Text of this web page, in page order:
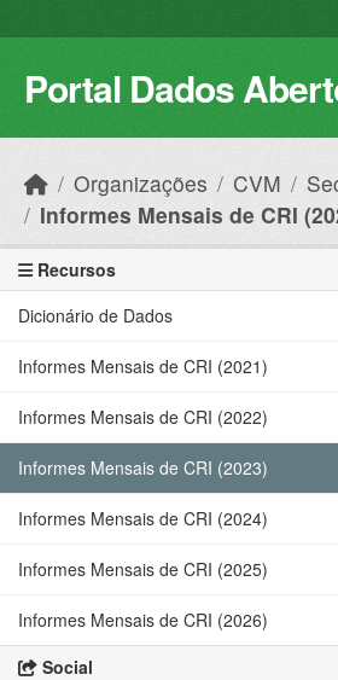
Portal Dados
Organizações CVM
Informes Mensais de CRI
Recursos
Dicionário de Dados
Informes Mensais de CRI (2021)
Informes Mensais de CRI (2022)
Informes Mensais de CRI (2023)
Informes Mensais de CRI (2024)
Informes Mensais de CRI (2025)
Informes Mensais de CRI (2026)
Social